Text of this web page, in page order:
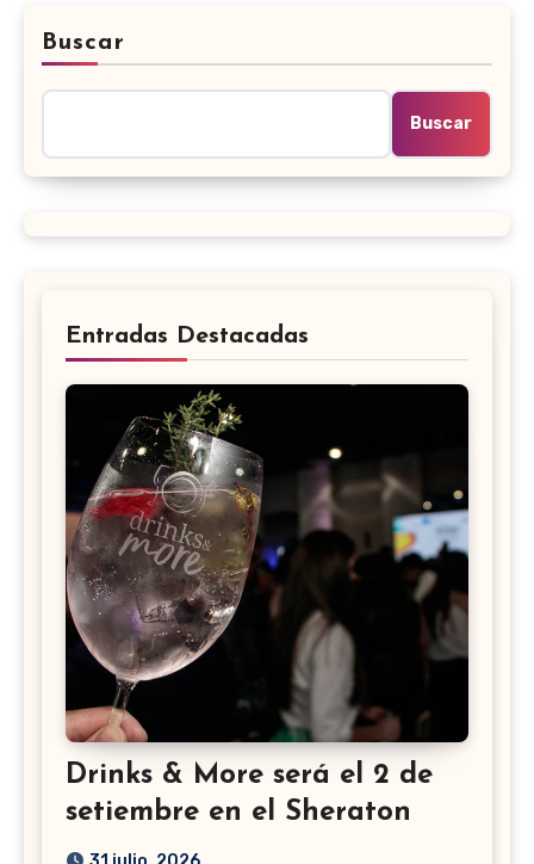
Buscar
Buscar
Entradas Destacadas
Drinks & More será el 2 de
setiembre en el Sheraton